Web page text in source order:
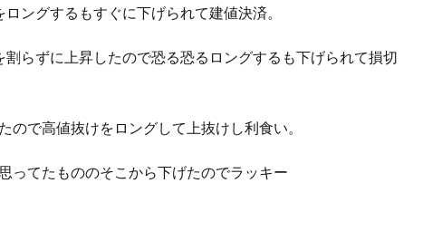
ングするもすぐに下げられて建値決済。
らずに上昇したので恐る恐るロングするも下げられて損切
で高値抜けをロングして上抜けし利食い。
ってたもののそこから下げたのでラッキー